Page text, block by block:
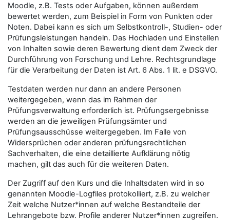
Moodle, z.B. Tests oder Aufgaben, können außerdem
bewertet werden, zum Beispiel in Form von Punkten oder
Noten. Dabei kann es sich um Selbstkontroll-, Studien- oder
Prüfungsleistungen handeln. Das Hochladen und Einstellen
von Inhalten sowie deren Bewertung dient dem Zweck der
Durchführung von Forschung und Lehre. Rechtsgrundlage
für die Verarbeitung der Daten ist Art. 6 Abs. 1 lit. e DSGVO.
Testdaten werden nur dann an andere Personen
weitergegeben, wenn das im Rahmen der
Prüfungsverwaltung erforderlich ist. Prüfungsergebnisse
werden an die jeweiligen Prüfungsämter und
Prüfungsausschüsse weitergegeben. Im Falle von
Widersprüchen oder anderen prüfungsrechtlichen
Sachverhalten, die eine detaillierte Aufklärung nötig
machen, gilt das auch für die weiteren Daten.
Der Zugriff auf den Kurs und die Inhaltsdaten wird in so
genannten Moodle-Logfiles protokolliert, z.B. zu welcher
Zeit welche Nutzer*innen auf welche Bestandteile der
Lehrangebote bzw. Profile anderer Nutzer*innen zugreifen.